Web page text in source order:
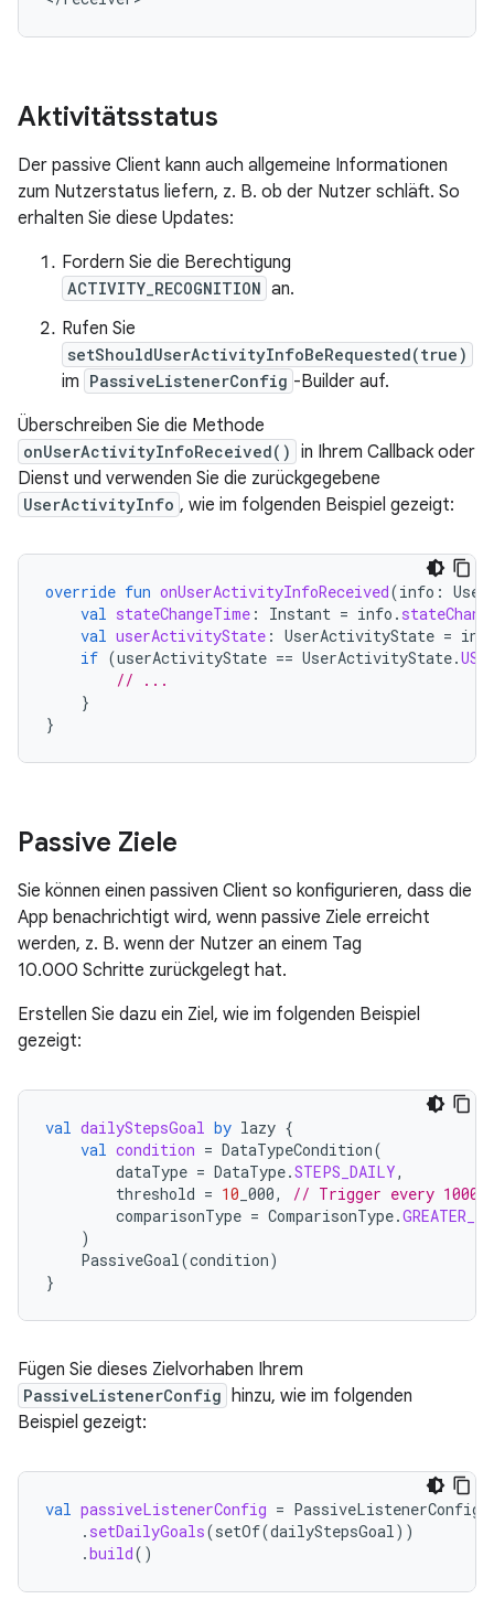
Aktivitätsstatus
Der passive Client kann auch allgemeine Informationen
zum Nutzerstatus liefern, z. B. ob der Nutzer schläft. So
erhalten Sie diese Updates:
Fordern Sie die Berechtigung
ACTIVITY_RECOGNITION an.
Rufen Sie
setShouldUserActivityInfoBeRequested(true)
im PassiveListenerConfig -Builder auf.
Überschreiben Sie die Methode
onUserActivityInfoReceived() in Ihrem Callback oder
Dienst und verwenden Sie die zurückgegebene
UserActivityInfo , wie im folgenden Beispiel gezeigt:
override fun onUserActivityInfoReceived(info :
val stateChangeTime : Instant = info .
val userActivityState : UserActivityState =
if (userActivityState == UserActivityState.
// ...
}
}
Passive Ziele
Sie können einen passiven Client so konfigurieren, dass die
App benachrichtigt wird, wenn passive Ziele erreicht
werden, z. B. wenn der Nutzer an einem Tag
10.000 Schritte zurückgelegt hat.
Erstellen Sie dazu ein Ziel, wie im folgenden Beispiel
gezeigt:
val dailyStepsGoal by lazy {
val condition = DataTypeCondition(
dataType = DataType.STEPS_DAILY,
threshold = 10 _000,
// Trigger every 10000
comparisonType = ComparisonType.
)
PassiveGoal(condition)
}
Fügen Sie dieses Zielvorhaben Ihrem
PassiveListenerConfig hinzu, wie im folgenden
Beispiel gezeigt:
val passiveListenerConfig = PassiveListenerConfig
. setDailyGoals(setOf(dailyStepsGoal))
.build()